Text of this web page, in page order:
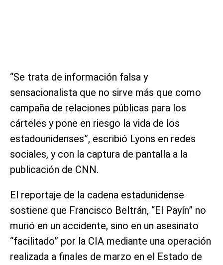
“Se trata de información falsa y
sensacionalista que no sirve más que como
campaña de relaciones públicas para los
cárteles y pone en riesgo la vida de los
estadounidenses”, escribió Lyons en redes
sociales, y con la captura de pantalla a la
publicación de CNN.
El reportaje de la cadena estadunidense
sostiene que Francisco Beltrán, “El Payín” no
murió en un accidente, sino en un asesinato
“facilitado” por la CIA mediante una operación
realizada a finales de marzo en el Estado de